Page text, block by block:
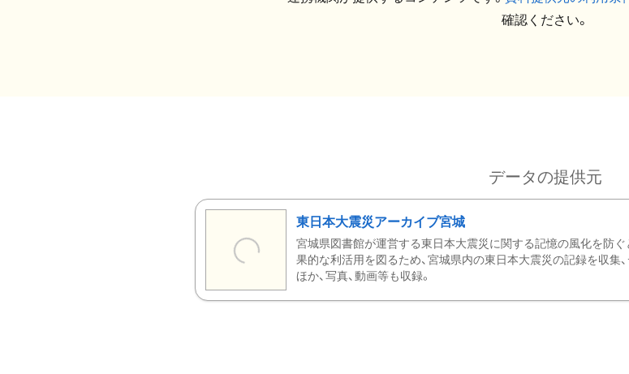
確認ください。
データの提供元
東日本大震災アーカイブ宮城
宮城県図書館が運営する東日本大震災に関する記憶の風化を防ぐ
果的な利活用を図るため、宮城県内の東日本大震災の記録を収集
ほか、写真、動画等も収録。